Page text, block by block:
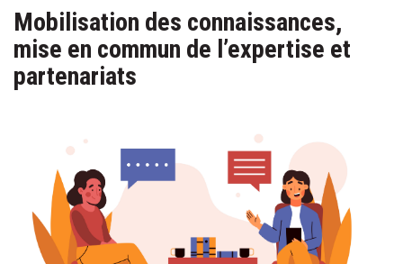
Mobilisation des connaissances,
mise en commun de l’expertise et
partenariats